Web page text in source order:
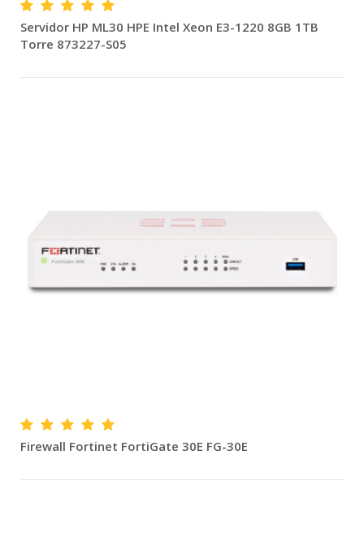
Servidor HP ML30 HPE Intel Xeon E3-1220 8GB 1TB
Torre 873227-S05
Firewall Fortinet FortiGate 30E FG-30E